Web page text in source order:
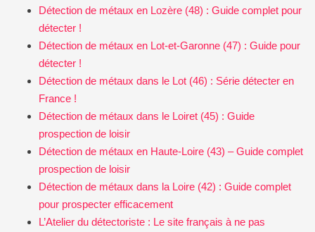
Détection de métaux en Lozère (48) : Guide complet pour
détecter !
Détection de métaux en Lot-et-Garonne (47) : Guide pour
détecter !
Détection de métaux dans le Lot (46) : Série détecter en
France !
Détection de métaux dans le Loiret (45) : Guide
prospection de loisir
Détection de métaux en Haute-Loire (43) – Guide complet
prospection de loisir
Détection de métaux dans la Loire (42) : Guide complet
pour prospecter efficacement
L’Atelier du détectoriste : Le site français à ne pas